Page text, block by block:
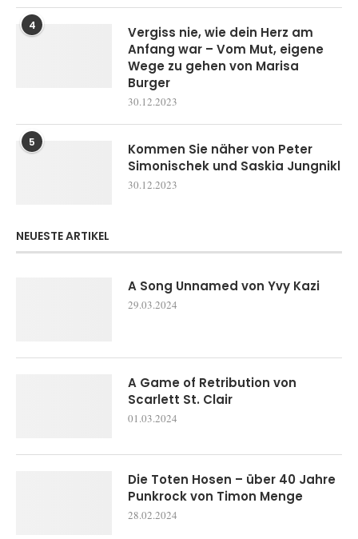
4
Vergiss nie, wie dein Herz am
Anfang war – Vom Mut, eigene
Wege zu gehen von Marisa
Burger
30.12.2023
5
Kommen Sie näher von Peter
Simonischek und Saskia Jungnikl
30.12.2023
NEUESTE ARTIKEL
A Song Unnamed von Yvy Kazi
29.03.2024
A Game of Retribution von
Scarlett St. Clair
01.03.2024
Die Toten Hosen – über 40 Jahre
Punkrock von Timon Menge
28.02.2024